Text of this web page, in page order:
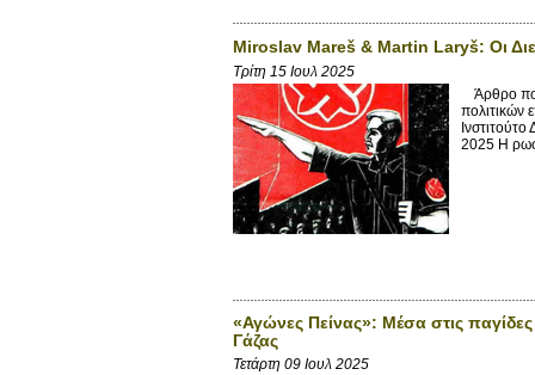
Miroslav Mareš & Martin Laryš: Οι
Τρίτη 15 Ιουλ 2025
Άρθρο
πολιτικών
2025 Η
«Αγώνες Πείνας»: Μέσα στις
Γάζας
Τετάρτη 09 Ιουλ 2025